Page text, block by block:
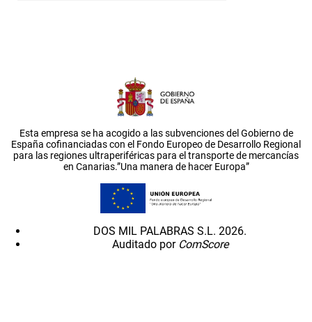
Esta empresa se ha acogido a las subvenciones del Gobierno de
España cofinanciadas con el Fondo Europeo de Desarrollo Regional
para las regiones ultraperiféricas para el transporte de mercancías
en Canarias.”Una manera de hacer Europa”
DOS MIL PALABRAS S.L. 2026.
Auditado por ComScore